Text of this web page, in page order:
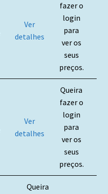
Ver
detalhes
fazer o
login
para
ver os
seus
preços.
Ver
detalhes
Queira
fazer o
login
para
ver os
seus
preços.
Queira